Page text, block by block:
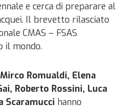
e cerca di preparare al
Il brevetto rilasciato
CMAS – FSAS
il mondo.
Romualdi, Elena
Roberto Rossini, Luca
Scaramucci hanno